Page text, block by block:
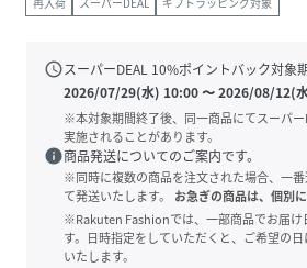
scheduleスーパーDEAL 10%ポイントバック対象
2026/07/29(水) 10:00〜2026/08/12(
※本対象期間終了後、同一商品にてスーパ
実施されることがあります。
info商品発送についてのご案内です。
※同時に複数の商品を注文された場合、一
て発送いたします。
お急ぎの商品は、個別
※Rakuten Fashionでは、一部商品でお届け
す。日時指定をしていただくと、ご希望の
いたします。